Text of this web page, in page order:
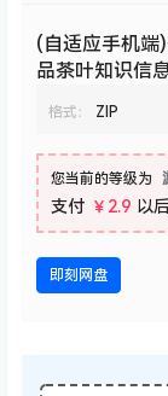
(自适应手机
品茶叶知识信
格式： ZIP
您当前的等级为
支付 ￥2.9 以
即刻网盘